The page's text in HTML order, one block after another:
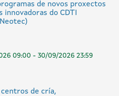
de novos proxectos
do CDTI
09:00 - 30/09/2026 23:59
de cría,